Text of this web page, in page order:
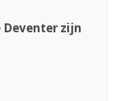
Deventer zijn